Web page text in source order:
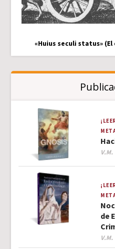
«Huius seculi status»
de